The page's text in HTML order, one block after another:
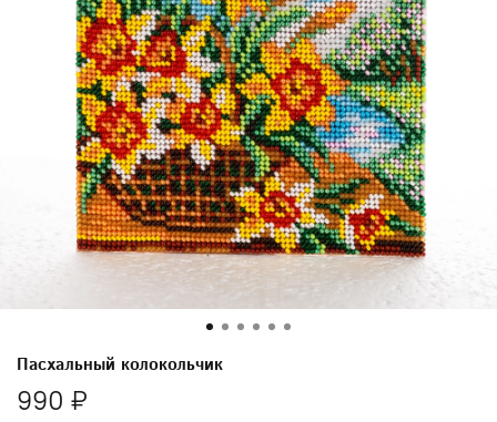
Пасхальный колокольчик
990 ₽